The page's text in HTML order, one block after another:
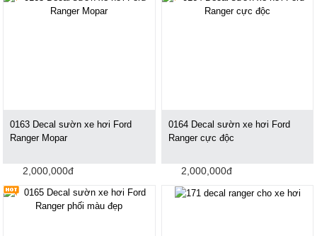
0163 Decal sườn xe hơi Ford
Ranger Mopar
2,000,000đ
0164 Decal sườn xe hơi Ford
Ranger cực độc
2,000,000đ